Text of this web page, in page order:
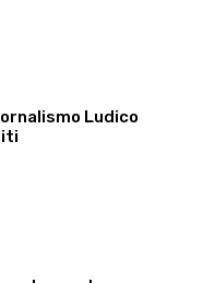
Ludico